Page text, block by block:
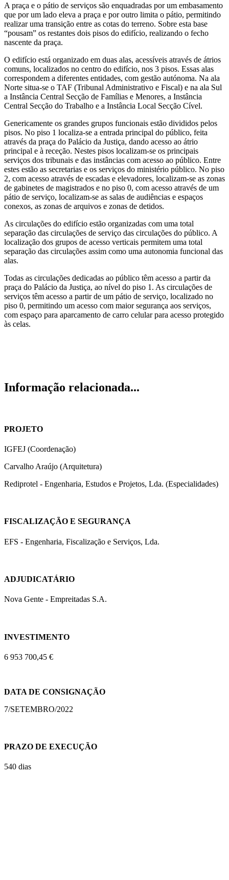
A praça e o pátio de serviços são enquadradas por um embasamento
que por um lado eleva a praça e por outro limita o pátio, permitindo
realizar uma transição entre as cotas do terreno. Sobre esta base
“pousam” os restantes dois pisos do edifício, realizando o fecho
nascente da praça.
O edifício está organizado em duas alas, acessíveis através de átrios
comuns, localizados no centro do edifício, nos 3 pisos. Essas alas
correspondem a diferentes entidades, com gestão autónoma. Na ala
Norte situa-se o TAF (Tribunal Administrativo e Fiscal) e na ala Sul
a Instância Central Secção de Famílias e Menores, a Instância
Central Secção do Trabalho e a Instância Local Secção Cível.
Genericamente os grandes grupos funcionais estão divididos pelos
pisos. No piso 1 localiza-se a entrada principal do público, feita
através da praça do Palácio da Justiça, dando acesso ao átrio
principal e à receção. Nestes pisos localizam-se os principais
serviços dos tribunais e das instâncias com acesso ao público. Entre
estes estão as secretarias e os serviços do ministério público. No piso
2, com acesso através de escadas e elevadores, localizam-se as zonas
de gabinetes de magistrados e no piso 0, com acesso através de um
pátio de serviço, localizam-se as salas de audiências e espaços
conexos, as zonas de arquivos e zonas de detidos.
As circulações do edifício estão organizadas com uma total
separação das circulações de serviço das circulações do público. A
localização dos grupos de acesso verticais permitem uma total
separação das circulações assim como uma autonomia funcional das
alas.
Todas as circulações dedicadas ao público têm acesso a partir da
praça do Palácio da Justiça, ao nível do piso 1. As circulações de
serviços têm acesso a partir de um pátio de serviço, localizado no
piso 0, permitindo um acesso com maior segurança aos serviços,
com espaço para aparcamento de carro celular para acesso protegido
às celas.
Informação relacionada...
PROJETO
IGFEJ (Coordenação)
Carvalho Araújo (Arquitetura)
Rediprotel - Engenharia, Estudos e Projetos, Lda. (Especialidades)
FISCALIZAÇÃO E SEGURANÇA
EFS - Engenharia, Fiscalização e Serviços, Lda.
ADJUDICATÁRIO
Nova Gente - Empreitadas S.A.
INVESTIMENTO
6 953 700,45 €
DATA DE CONSIGNAÇÃO
7/SETEMBRO/2022
PRAZO DE EXECUÇÃO
540 dias